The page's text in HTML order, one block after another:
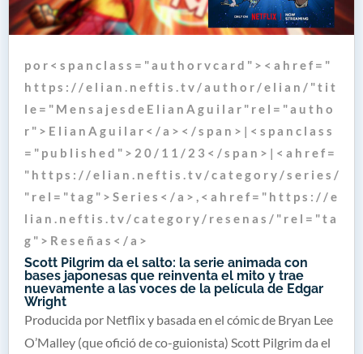
Scott Pilgrim da el salto: la serie animada con
bases japonesas que reinventa el mito y trae
nuevamente a las voces de la película de Edgar
Wright
p o r < s p a n c l a s s = " a u t h o r v c a r d " > < a h r e f = "
h t t p s : / / e l i a n . n e f t i s . t v / a u t h o r / e l i a n / " t i t
l e = " M e n s a j e s d e E l i a n A g u i l a r " r e l = " a u t h o
r " > E l i a n A g u i l a r < / a > < / s p a n > | < s p a n c l a s s
= " p u b l i s h e d " > 2 0 / 1 1 / 2 3 < / s p a n > | < a h r e f =
" h t t p s : / / e l i a n . n e f t i s . t v / c a t e g o r y / s e r i e s /
" r e l = " t a g " > S e r i e s < / a > , < a h r e f = " h t t p s : / / e
l i a n . n e f t i s . t v / c a t e g o r y / r e s e n a s / " r e l = " t a
g " > R e s e ñ a s < / a >
Producida por Netflix y basada en el cómic de Bryan Lee
O’Malley (que ofició de co-guionista) Scott Pilgrim da el